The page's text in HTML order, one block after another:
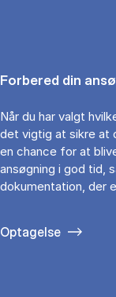
Forbered din
Når du har valgt
det vigtig at sikre at
en chance for at
ansøgning i god tid,
dokumentation, der
Optagelse